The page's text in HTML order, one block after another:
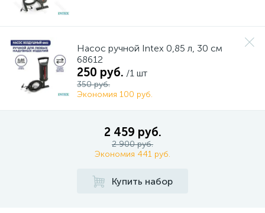
Насос ручной Intex 0,85 л, 30 см
68612
250 руб. /1 шт
350 руб.
Экономия 100 руб.
2 459 руб.
2 900 руб.
Экономия 441 руб.
Купить набор